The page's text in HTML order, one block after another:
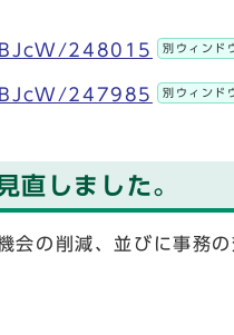
248015 別ウィンド
247985 別ウィンド
直しました。
の削減、並びに事務